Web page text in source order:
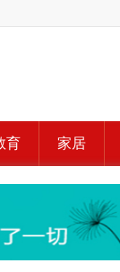
育 家居